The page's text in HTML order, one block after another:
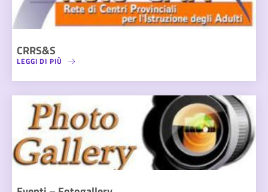
CRRS&S
LEGGI DI PIÙ